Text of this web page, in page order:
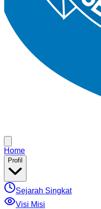
Home
Profil
Sejarah Singkat
Visi Misi